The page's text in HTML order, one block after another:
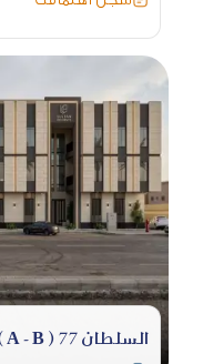
السلطان 77 ( A - B )